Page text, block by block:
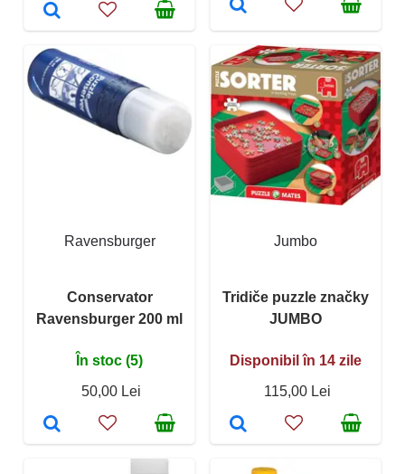
Ravensburger
Conservator
Ravensburger 200 ml
În stoc (5)
50,00 Lei
Jumbo
Tridiče puzzle značky
JUMBO
Disponibil în 14 zile
115,00 Lei